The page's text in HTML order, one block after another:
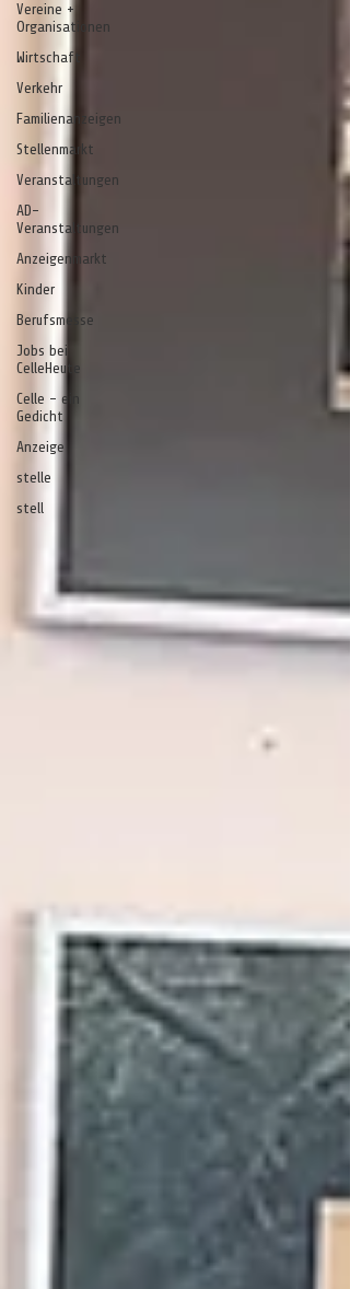
Vereine +
Organisationen
Wirtschaft
Verkehr
Familienanzeigen
Stellenmarkt
Veranstaltungen
AD-
Veranstaltungen
Anzeigenmarkt
Kinder
Berufsmesse
Jobs bei
CelleHeute
Celle - ein
Gedicht
Anzeige
stelle
stell